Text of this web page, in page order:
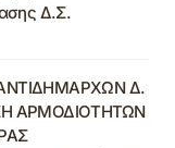
Δ.Σ.
Δ.
ΑΡΜΟΔΙΟΤΗΤΩΝ